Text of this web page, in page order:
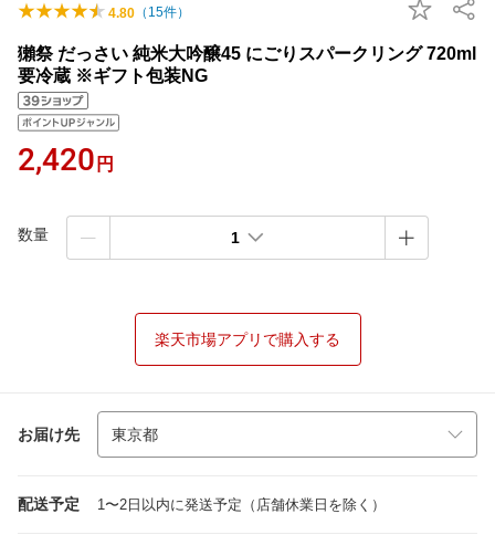
4.80 （ 15件）
獺祭 だっさい 純米大吟醸45 にごりスパークリング 720ml
要冷蔵 ※ギフト包装NG
2,420 円
数量 1
楽天市場アプリで購入する
お届け先
配送予定 1〜2日以内に発送予定（店舗休業日を除く）